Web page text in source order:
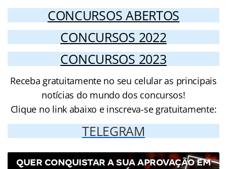
CONCURSOS ABERTOS
CONCURSOS 2022
CONCURSOS 2023
Receba gratuitamente no seu celular as principais
notícias do mundo dos concursos!
Clique no link abaixo e inscreva-se gratuitamente:
TELEGRAM
QUER CONQUISTAR A SUA APROVAÇÃO EM